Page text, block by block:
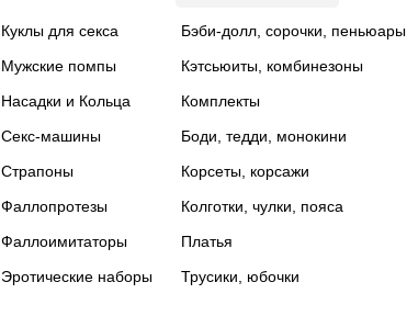
Куклы для секса
Мужские помпы
Насадки и Кольца
Секс-машины
Страпоны
Фаллопротезы
Фаллоимитаторы
Эротические наборы
Бэби-долл, сорочки, пеньюары
Кэтсьюиты, комбинезоны
Комплекты
Боди, тедди, монокини
Корсеты, корсажи
Колготки, чулки, пояса
Платья
Трусики, юбочки